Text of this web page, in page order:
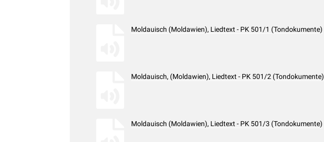
Moldauisch (Moldawien), Liedtext - PK 501/1 (Tondokumente)
Moldauisch, (Moldawien), Liedtext - PK 501/2 (Tondokumente)
Moldauisch (Moldawien), Liedtext - PK 501/3 (Tondokumente)